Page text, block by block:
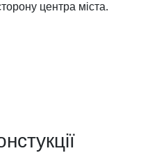
центра міста.